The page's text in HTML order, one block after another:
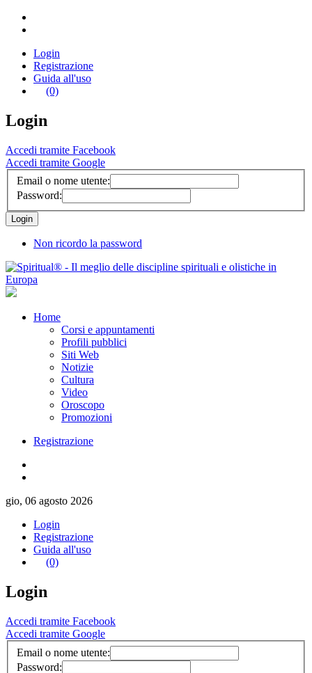
Login
Registrazione
Guida all'uso
(0)
Login
Accedi tramite Facebook
Accedi tramite Google
Email o nome utente:
Password:
Non ricordo la password
Home
Corsi e appuntamenti
Profili pubblici
Siti Web
Notizie
Cultura
Video
Oroscopo
Promozioni
Registrazione
gio, 06 agosto 2026
Login
Registrazione
Guida all'uso
(0)
Login
Accedi tramite Facebook
Accedi tramite Google
Email o nome utente:
Password: